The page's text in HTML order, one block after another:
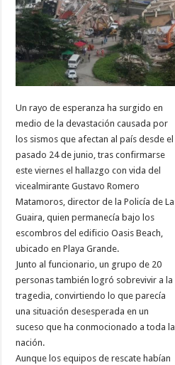
Un rayo de esperanza ha surgido en
medio de la devastación causada por
los sismos que afectan al país desde el
pasado 24 de junio, tras confirmarse
este viernes el hallazgo con vida del
vicealmirante Gustavo Romero
Matamoros, director de la Policía de La
Guaira, quien permanecía bajo los
escombros del edificio Oasis Beach,
ubicado en Playa Grande.
Junto al funcionario, un grupo de 20
personas también logró sobrevivir a la
tragedia, convirtiendo lo que parecía
una situación desesperada en un
suceso que ha conmocionado a toda la
nación.
Aunque los equipos de rescate habían